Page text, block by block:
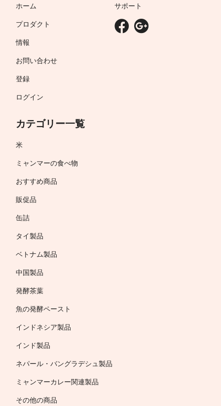
ホーム
プロダクト
情報
お問い合わせ
登録
ログイン
カテゴリー一覧
米
ミャンマーの食べ物
おすすめ商品
販促品
缶詰
タイ製品
ベトナム製品
中国製品
発酵茶葉
魚の発酵ペースト
インドネシア製品
インド製品
ネパール・バングラデシュ製品
ミャンマーカレー関連製品
その他の商品
サポート